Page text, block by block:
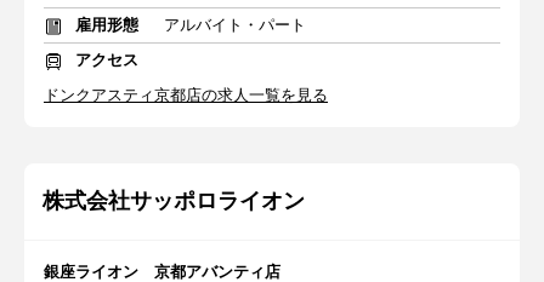
雇用形態
アルバイト・パート
アクセス
ドンクアスティ京都店の求人一覧を見る
株式会社サッポロライオン
銀座ライオン 京都アバンティ店